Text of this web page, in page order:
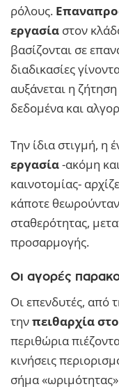
ρόλους.
εργασία στον
βασίζονται σε
διαδικασίες
αυξάνεται η
δεδομένα και
Την ίδια στιγμή, η
εργασία-ακόμη
καινοτομίας-
κάποτε
σταθερότητας,
προσαρμογής.
Οι αγορές
Οι επενδυτές, από
τηνπειθαρχία
περιθώρια
κινήσεις
σήμα